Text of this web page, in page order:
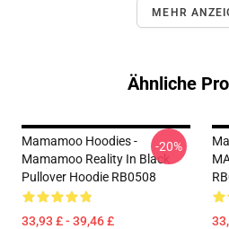
MEHR
Ähnliche
Mamamoo Hoodies -
Mamamoo Reality In Black
Pullover Hoodie RB0508
33,93 £ - 39,46 £
-20%